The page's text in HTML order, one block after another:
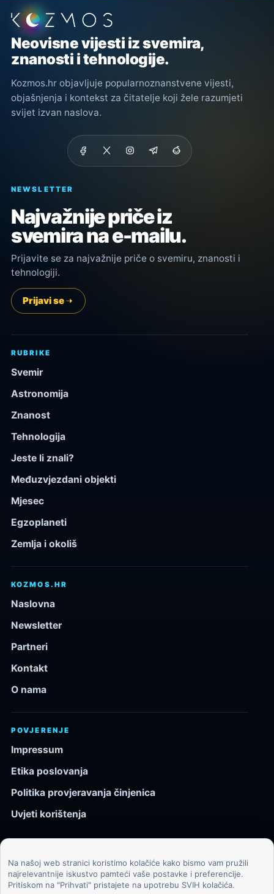
Podnožje stranice
Neovisne vijesti iz svemira,
znanosti i tehnologije.
Kozmos.hr objavljuje popularnoznanstvene vijesti,
objašnjenja i kontekst za čitatelje koji žele razumjeti
svijet izvan naslova.
NEWSLETTER
Najvažnije priče iz
svemira na e-mailu.
Prijavite se za najvažnije priče o svemiru, znanosti i
tehnologiji.
Prijavi se
RUBRIKE
Svemir
Astronomija
Znanost
Tehnologija
Jeste li znali?
Međuzvjezdani objekti
Mjesec
Egzoplaneti
Zemlja i okoliš
KOZMOS.HR
Naslovna
Newsletter
Partneri
Kontakt
O nama
POVJERENJE
Impressum
Etika poslovanja
Politika provjeravanja činjenica
Uvjeti korištenja
© 2026 Kozmos.hr. Sva prava pridržana.
Svemir, znanost, tehnologija i velike ideje za znatiželjne
Na našoj web stranici koristimo kolačiće kako bismo vam pružili
najrelevantnije iskustvo pamteći vaše postavke i preferencije.
Pritiskom na "Prihvati" pristajete na upotrebu SVIH kolačića.